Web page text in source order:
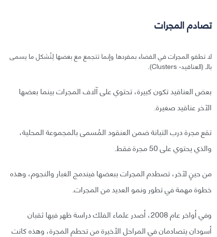
تصادم المجرات
لا تطفو المجرات في الفضاء بمفردها وإنما تتجمع مع بعضها لِتُشكل ما يسمى
بالـ (العناقيد- Clusters).
بعض العناقيد تكون كبيرة، تحتوي على آلاف المجرات بينما بعضها
الآخر عناقيد صغيرة.
تقع مجرة درب التبانة ضمن العنقود المُسمى بالمجموعة المحلية،
والذي يحتوي على 50 مجرة فقط.
من حينٍ لآخر، تصطدم المجرات ببعضها فيندمج الغبار والنجوم، وهذه
خطوة مهمة في تطور ونمو العديد من المجرات.
وفي أواخر عام 2008، أصدر علماء الفلك دراسة ظهر فيها ثقبان
أسودان يتصادمان في المراحل الأخيرة من تحطم المجرة، وهذه كانت